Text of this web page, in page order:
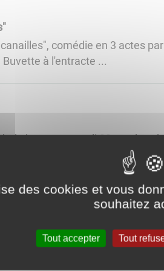
comédie en 3 actes
à l'entracte ...
de lecture samedi 28 octobre
pouvez nous rejoindre, ceci
dits"
dits par Jean-Philippe
...
des cookies et vous
souhaitez
Tout accepter Tout